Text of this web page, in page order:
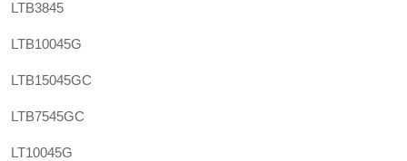
LTB3845
LTB10045G
LTB15045GC
LTB7545GC
LT10045G